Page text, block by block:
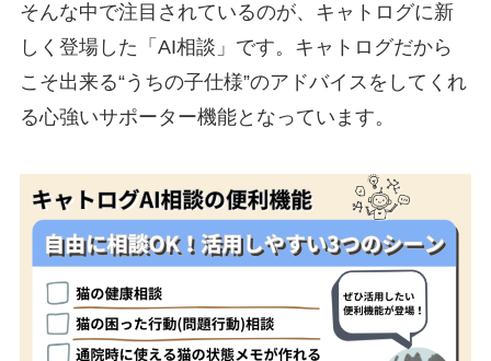
そんな中で注目されているのが、キャトログに新
しく登場した 「AI相談」 です。キャトログだから
こそ出来る“うちの子仕様”のアドバイスをしてくれ
る心強いサポーター機能となっています。